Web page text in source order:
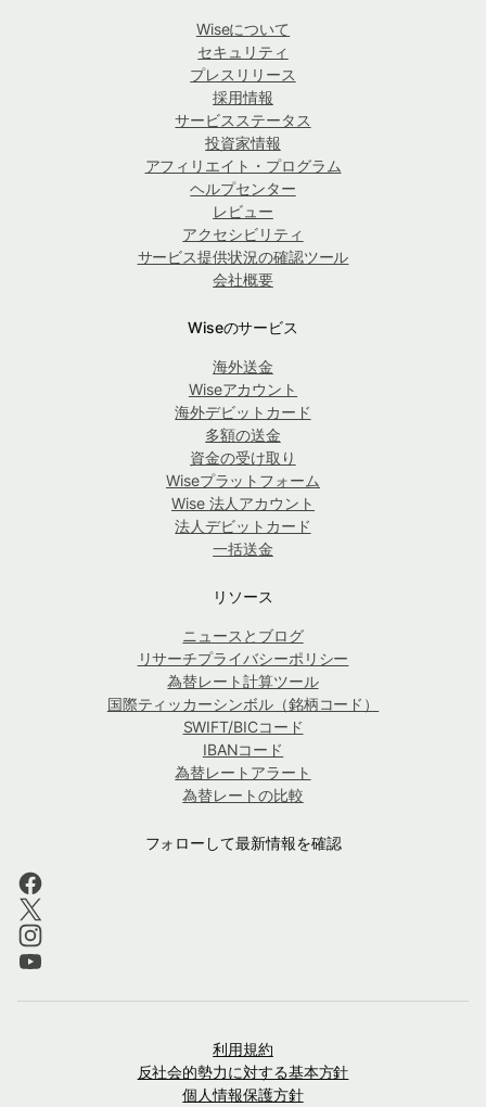
Wiseについて
セキュリティ
プレスリリース
採用情報
サービスステータス
投資家情報
アフィリエイト・プログラム
ヘルプセンター
レビュー
アクセシビリティ
サービス提供状況の確認ツール
会社概要
Wiseのサービス
海外送金
Wiseアカウント
海外デビットカード
多額の送金
資金の受け取り
Wiseプラットフォーム
Wise 法人アカウント
法人デビットカード
一括送金
リソース
ニュースとブログ
リサーチプライバシーポリシー
為替レート計算ツール
国際ティッカーシンボル（銘柄コード）
SWIFT/BICコード
IBANコード
為替レートアラート
為替レートの比較
フォローして最新情報を確認
利用規約
反社会的勢力に対する基本方針
個人情報保護方針